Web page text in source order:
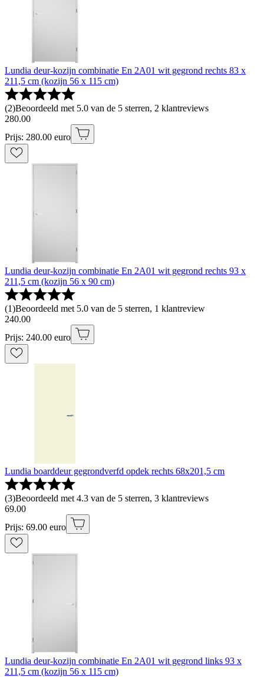
Lundia deur-kozijn combinatie En 2A01 wit gegrond rechts 83 x
211,5 cm (kozijn 56 x 115 cm)
(2)Beoordeeld met 5.0 van de 5 sterren, 2 klantreviews
280.00
Prijs: 280.00 euro
Lundia deur-kozijn combinatie En 2A01 wit gegrond rechts 93 x
211,5 cm (kozijn 56 x 90 cm)
(1)Beoordeeld met 5.0 van de 5 sterren, 1 klantreview
240.00
Prijs: 240.00 euro
Lundia boarddeur gegrondverfd opdek rechts 68x201,5 cm
(3)Beoordeeld met 4.3 van de 5 sterren, 3 klantreviews
69.00
Prijs: 69.00 euro
Lundia deur-kozijn combinatie En 2A01 wit gegrond links 93 x
211,5 cm (kozijn 56 x 115 cm)